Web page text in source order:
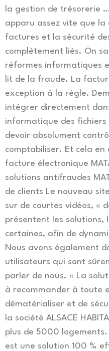
la gestion de trésorerie
apparu assez vite que
factures et la sécurité
complètement liés. On
réformes informatiques
lit de la fraude. La
exception à la règle.
intégrer directement
informatique des
devoir absolument
comptabiliser. Et cela
facture électronique
solutions antifraudes
de clients Le nouveau
sur de courtes vidéos, «
présentent les solutions,
certaines, afin de
Nous avons également
utilisateurs qui sont
parler de nous. « La
à recommander à toute
dématérialiser et de
la société ALSACE
plus de 5000 logements.
est une solution 100 %